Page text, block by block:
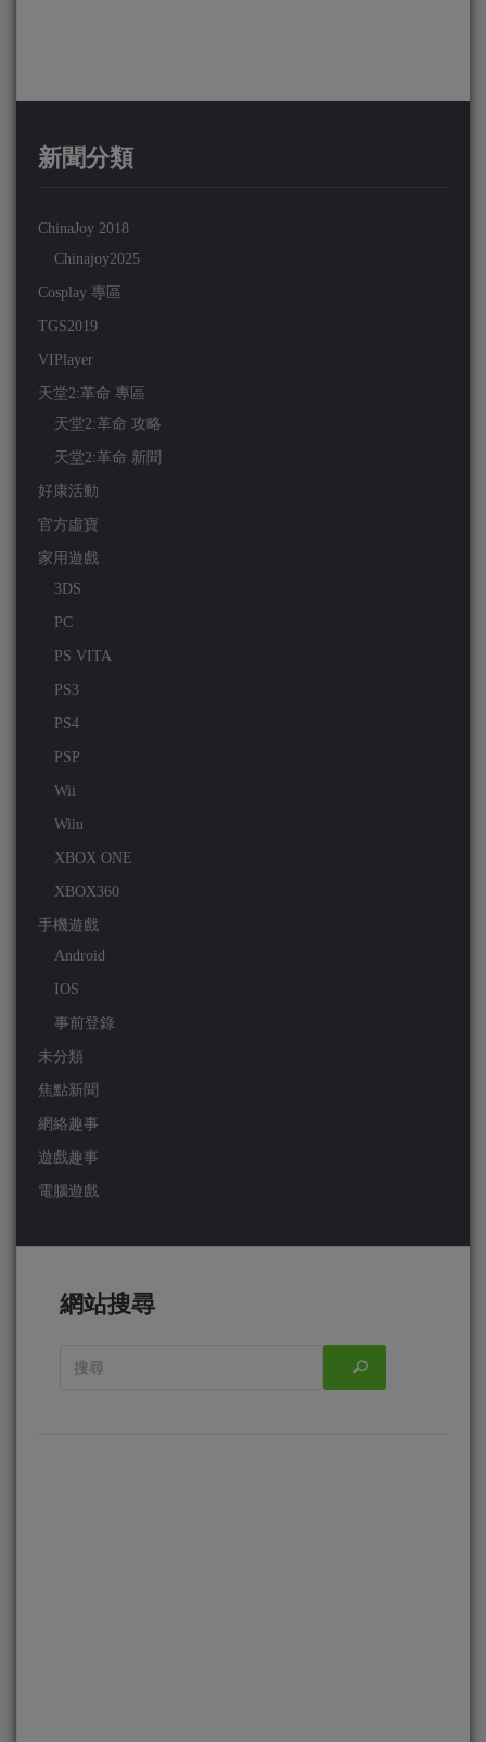
新聞分類
ChinaJoy 2018
Chinajoy2025
Cosplay 專區
TGS2019
VIPlayer
天堂2:革命 專區
天堂2:革命 攻略
天堂2:革命 新聞
好康活動
官方虛寶
家用遊戲
3DS
PC
PS VITA
PS3
PS4
PSP
Wii
Wiiu
XBOX ONE
XBOX360
手機遊戲
Android
IOS
事前登錄
未分類
焦點新聞
網絡趣事
遊戲趣事
電腦遊戲
網站搜尋